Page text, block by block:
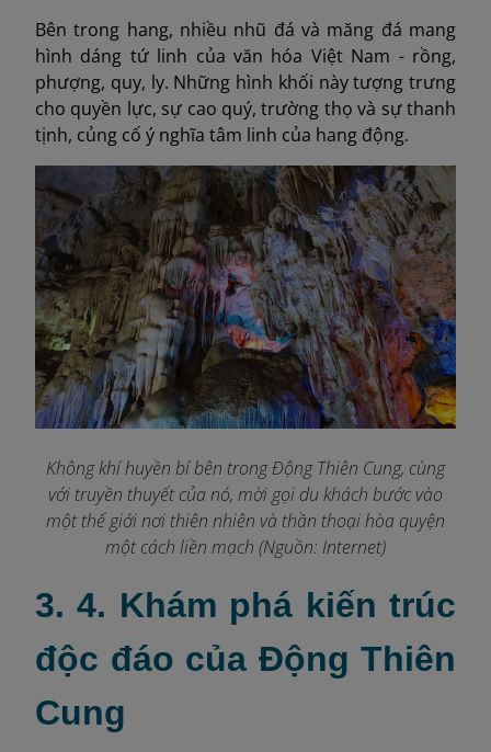
Bên trong hang, nhiều nhũ đá và măng đá mang
hình dáng tứ linh của văn hóa Việt Nam - rồng,
phượng, quy, ly. Những hình khối này tượng trưng
cho quyền lực, sự cao quý, trường thọ và sự thanh
tịnh, củng cố ý nghĩa tâm linh của hang động.
Không khí huyền bí bên trong Động Thiên Cung, cùng
với truyền thuyết của nó, mời gọi du khách bước vào
một thế giới nơi thiên nhiên và thần thoại hòa quyện
một cách liền mạch (Nguồn: Internet)
3. 4. Khám phá kiến trúc
độc đáo của Động Thiên
Cung